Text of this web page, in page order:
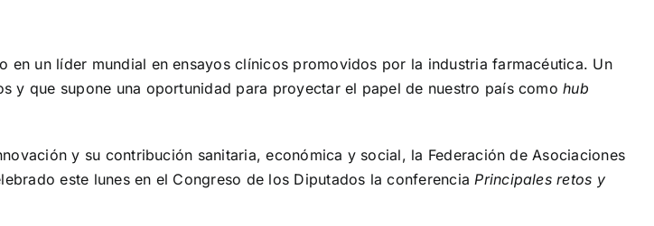
en un líder mundial en ensayos clínicos promovidos por la industria farmacéutica. Un
y que supone una oportunidad para proyectar el papel de nuestro país comohub
y su contribución sanitaria, económica y social, la Federación de Asociaciones
este lunes en el Congreso de los Diputados la conferenciaPrincipales retos y